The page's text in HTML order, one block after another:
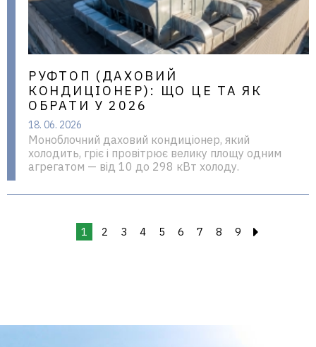
РУФТОП (ДАХОВИЙ
КОНДИЦІОНЕР): ЩО ЦЕ ТА ЯК
ОБРАТИ У 2026
18. 06. 2026
Моноблочний даховий кондиціонер, який
холодить, гріє і провітрює велику площу одним
агрегатом — від 10 до 298 кВт холоду.
1 2 3 4 5 6 7 8 9 ›